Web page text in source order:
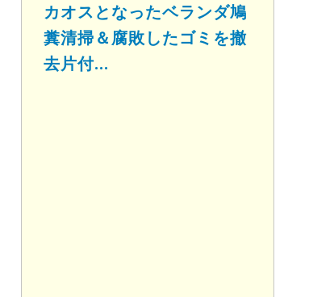
カオスとなったベランダ鳩
糞清掃＆腐敗したゴミを撤
去片付...